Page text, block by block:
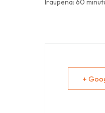
Iraupena: 60
+